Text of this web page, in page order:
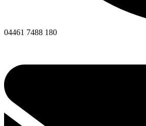
04461 7488 180